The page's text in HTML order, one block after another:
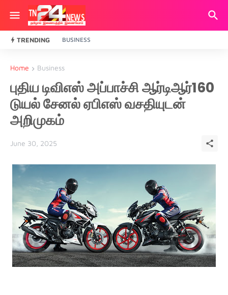
TRENDING BUSINESS
Home Business
புதிய டிவிஎஸ் அப்பாச்சி ஆர்டிஆர்160
டுயல் சேனல் ஏபிஎஸ் வசதியுடன்
அறிமுகம்
June 30, 2025